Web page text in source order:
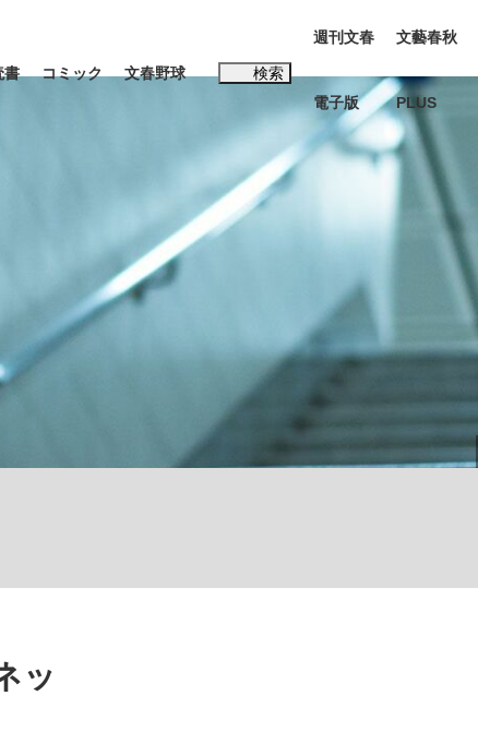
日本代表“敗戦”の真実 選手が明かす...
悲しい」『北の国から』倉本聰氏（91...
棋
書 コミック 文春野球 検索
週刊文春
電子版
文藝春秋
PLUS
ッ